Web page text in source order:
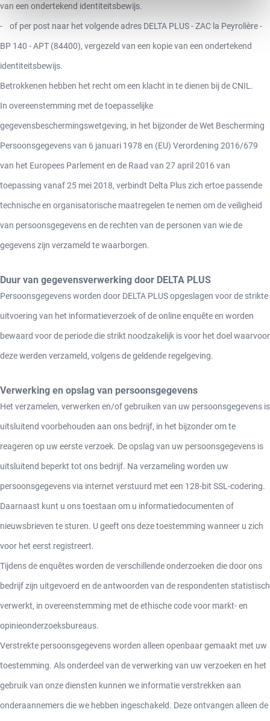
van een ondertekend identiteitsbewijs.
- of per post naar het volgende adres DELTA PLUS - ZAC la Peyrolière -
BP 140 - APT (84400), vergezeld van een kopie van een ondertekend
identiteitsbewijs.
Betrokkenen hebben het recht om een klacht in te dienen bij de CNIL.
In overeenstemming met de toepasselijke
gegevensbeschermingswetgeving, in het bijzonder de Wet Bescherming
Persoonsgegevens van 6 januari 1978 en (EU) Verordening 2016/679
van het Europees Parlement en de Raad van 27 april 2016 van
toepassing vanaf 25 mei 2018, verbindt Delta Plus zich ertoe passende
technische en organisatorische maatregelen te nemen om de veiligheid
van persoonsgegevens en de rechten van de personen van wie de
gegevens zijn verzameld te waarborgen.
Duur van gegevensverwerking door DELTA PLUS
Persoonsgegevens worden door DELTA PLUS opgeslagen voor de strikte
uitvoering van het informatieverzoek of de online enquête en worden
bewaard voor de periode die strikt noodzakelijk is voor het doel waarvoor
deze werden verzameld, volgens de geldende regelgeving.
Verwerking en opslag van persoonsgegevens
Het verzamelen, verwerken en/of gebruiken van uw persoonsgegevens is
uitsluitend voorbehouden aan ons bedrijf, in het bijzonder om te
reageren op uw eerste verzoek. De opslag van uw persoonsgegevens is
uitsluitend beperkt tot ons bedrijf. Na verzameling worden uw
persoonsgegevens via internet verstuurd met een 128-bit SSL-codering.
Daarnaast kunt u ons toestaan om u informatiedocumenten of
nieuwsbrieven te sturen. U geeft ons deze toestemming wanneer u zich
voor het eerst registreert.
Tijdens de enquêtes worden de verschillende onderzoeken die door ons
bedrijf zijn uitgevoerd en de antwoorden van de respondenten statistisch
verwerkt, in overeenstemming met de ethische code voor markt- en
opinieonderzoeksbureaus.
Verstrekte persoonsgegevens worden alleen openbaar gemaakt met uw
toestemming. Als onderdeel van de verwerking van uw verzoeken en het
gebruik van onze diensten kunnen we informatie verstrekken aan
onderaannemers die we hebben ingeschakeld. Deze ontvangen alleen de